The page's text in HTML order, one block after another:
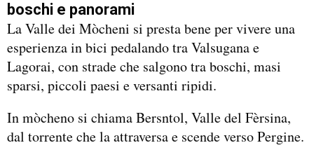
boschi e panorami
La Valle dei Mòcheni si presta bene per vivere una
esperienza in bici pedalando tra Valsugana e
Lagorai, con strade che salgono tra boschi, masi
sparsi, piccoli paesi e versanti ripidi.
In mòcheno si chiama Bersntol, Valle del Fèrsina,
dal torrente che la attraversa e scende verso Pergine.